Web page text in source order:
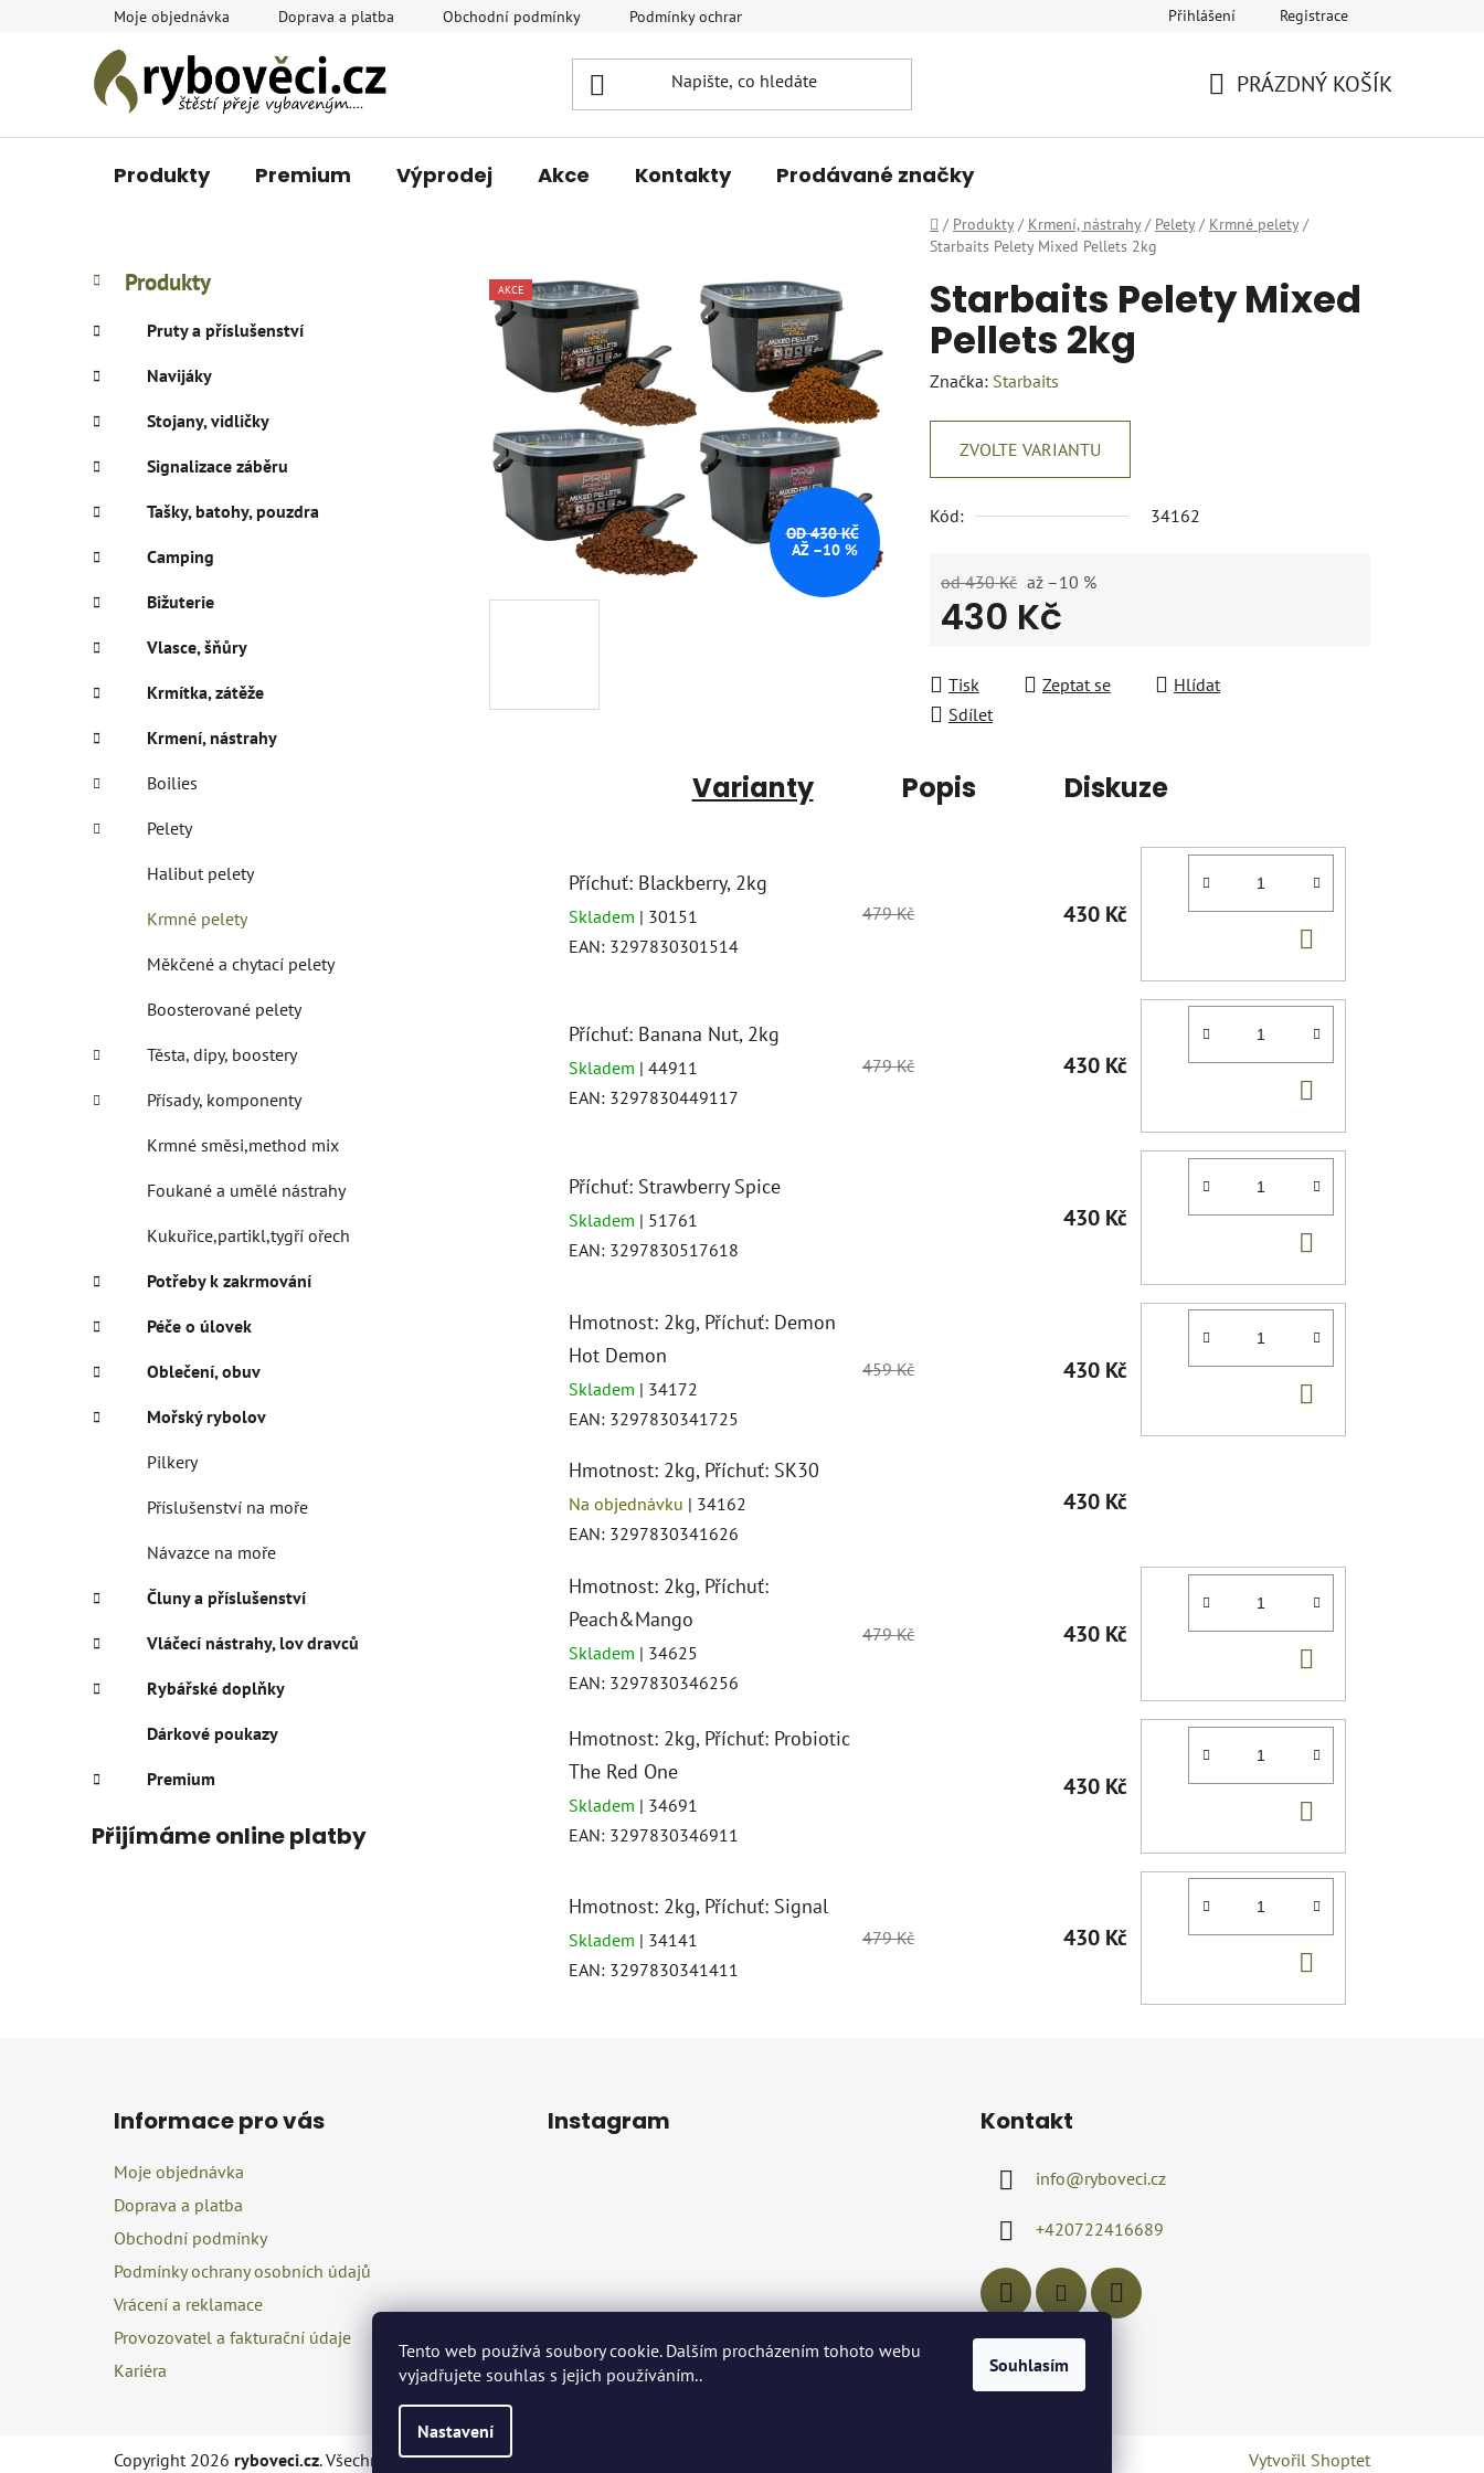
Tento web používá soubory cookie. Dalším procházením tohoto webu
vyjadřujete souhlas s jejich používáním..
Nastavení
Souhlasím
Moje objednávka Doprava a platba Obchodní podmínky Podmínky ochrany osobních údajů Provozovatel a fakturační údaje
Přihlášení Registrace
PRÁZDNÝ KOŠÍK
Produkty Premium Výprodej Akce Kontakty Prodávané značky
Domů
/ Produkty / Krmení, nástrahy / Pelety / Krmné pelety /
Starbaits Pelety Mixed Pellets 2kg
P
o
s
r
a
n
í
p
a
e
l
kategorie
K
a
e
g
o
r
e
Produkty
Pruty a příslušenství
Navijáky
Stojany, vidličky
Signalizace záběru
Tašky, batohy, pouzdra
Camping
Bižuterie
Vlasce, šňůry
Krmítka, zátěže
Krmení, nástrahy
Boilies
Pelety
Halibut pelety
Krmné pelety
Měkčené a chytací pelety
Boosterované pelety
Těsta, dipy, boostery
Přísady, komponenty
Krmné směsi,method mix
Foukané a umělé nástrahy
Kukuřice,partikl,tygří ořech
Potřeby k zakrmování
Péče o úlovek
Oblečení, obuv
Mořský rybolov
Pilkery
Příslušenství na moře
Návazce na moře
Čluny a příslušenství
Vláčecí nástrahy, lov dravců
Rybářské doplňky
Dárkové poukazy
Premium
Přijímáme online platby
Starbaits Pelety Mixed
Pellets 2kg
Značka: Starbaits
ZVOLTE VARIANTU
Kód: 34162
od 430 Kč až –10 %
430 Kč
Tisk
Zeptat se
Hlídat
Sdílet
AKCE
OD 430 KČ
AŽ –10 %
Varianty Popis Diskuze
Příchuť: Blackberry, 2kg
Skladem | 30151
EAN: 3297830301514
479 Kč 430 Kč
Příchuť: Banana Nut, 2kg
Skladem | 44911
EAN: 3297830449117
479 Kč 430 Kč
Příchuť: Strawberry Spice
Skladem | 51761
EAN: 3297830517618
430 Kč
Hmotnost: 2kg, Příchuť: Demon
Hot Demon
Skladem | 34172
EAN: 3297830341725
459 Kč 430 Kč
KOŠÍKU
Hmotnost: 2kg, Příchuť: SK30
Na objednávku | 34162
EAN: 3297830341626
430 Kč
Hmotnost: 2kg, Příchuť:
Peach&Mango
Skladem | 34625
EAN: 3297830346256
479 Kč 430 Kč
Hmotnost: 2kg, Příchuť: Probiotic
The Red One
Skladem | 34691
EAN: 3297830346911
430 Kč
Hmotnost: 2kg, Příchuť: Signal
Skladem | 34141
EAN: 3297830341411
479 Kč 430 Kč
Informace pro vás
Moje objednávka
Doprava a platba
Obchodní podmínky
Podmínky ochrany osobních údajů
Vrácení a reklamace
Provozovatel a fakturační údaje
Kariéra
Instagram
Sledovat na Instagramu
Kontakt
info@ryboveci.cz
+420722416689
Vytvořil Shoptet
Copyright 2026 ryboveci.cz. Všechna práva vyhrazena.